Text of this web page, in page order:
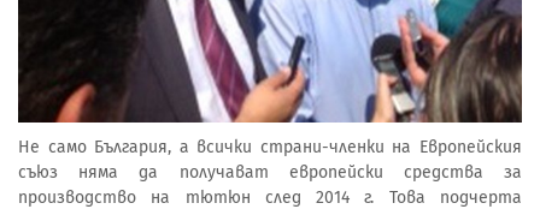
Не само България, а всички страни-членки на Европейския
съюз няма да получават европейски средства за
производство на тютюн след 2014 г. Това подчерта